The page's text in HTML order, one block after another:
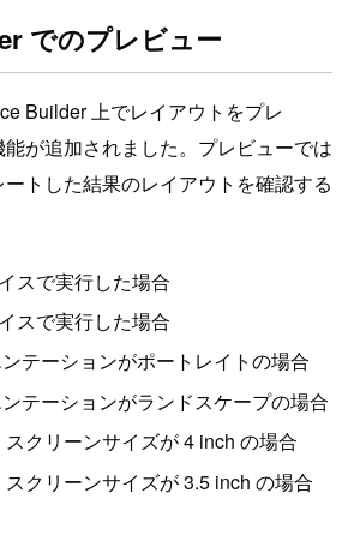
でのプレビュー
Builder 上でレイアウトをプレ
が追加されました。プレビューでは
トした結果のレイアウトを確認する
スで実行した場合
スで実行した場合
テーションがポートレイトの場合
テーションがランドスケープの場合
スクリーンサイズが 4 inch の場合
スクリーンサイズが 3.5 inch の場合